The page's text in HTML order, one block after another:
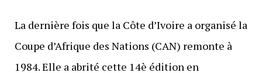
La dernière fois que la Côte d’Ivoire a organisé la
Coupe d’Afrique des Nations (CAN) remonte à
1984. Elle a abrité cette 14è édition en